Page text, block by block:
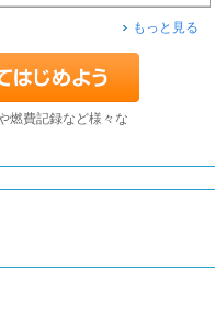
もっと見る
燃費記録など様々な